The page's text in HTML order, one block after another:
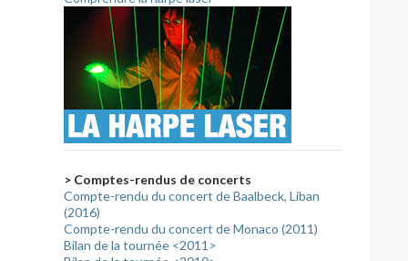
> Comptes-rendus de concerts
Compte-rendu du concert de Baalbeck, Liban
(2016)
Compte-rendu du concert de Monaco (2011)
Bilan de la tournée <2011>